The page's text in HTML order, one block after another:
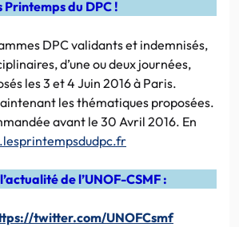
du DPC !
DPC validants et indemnisés,
d’une ou deux journées,
les 3 et 4 Juin 2016 à Paris.
les thématiques proposées.
avant le 30 Avril 2016. En
de l’UNOF-CSMF :
twitter.com/UNOFCsmf